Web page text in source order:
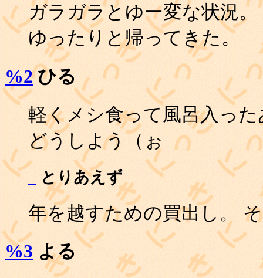
ガラガラとゆー変な状況
ゆったりと帰ってきた。
%2ひる
軽くメシ食って風呂入っ
どうしよう（ぉ
とりあえず
年を越すための買出し。
%3 よる